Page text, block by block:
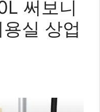
써보니
실 상업